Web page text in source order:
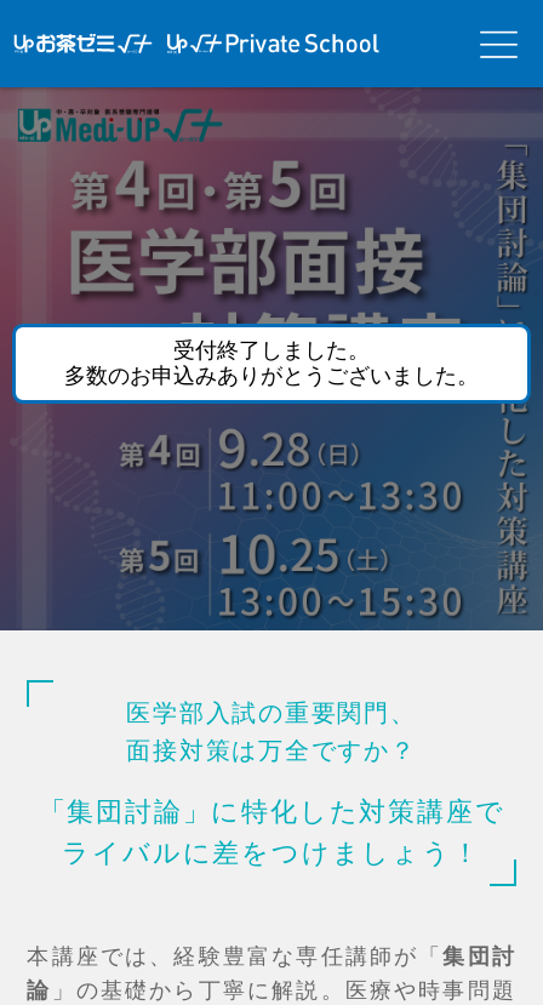
ミ√＋（ルー
（ルータス）PS
メニ
ュー
医学部入試の重要関門、
面接対策は万全ですか？
「集団討論」に特化した対策講座で
ライバルに差をつけましょう！
本講座では、経験豊富な専任講師が「集団討
論 」の基礎から丁寧に解説。医療や時事問題